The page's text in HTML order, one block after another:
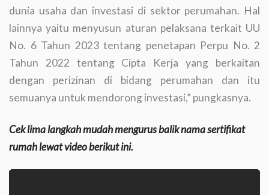
dunia usaha dan investasi di sektor perumahan. Hal
lainnya yaitu menyusun aturan pelaksana terkait UU
No. 6 Tahun 2023 tentang penetapan Perpu No. 2
Tahun 2022 tentang Cipta Kerja yang berkaitan
dengan perizinan di bidang perumahan dan itu
semuanya untuk mendorong investasi,” pungkasnya.
Cek lima langkah mudah mengurus balik nama sertifikat
rumah lewat video berikut ini.